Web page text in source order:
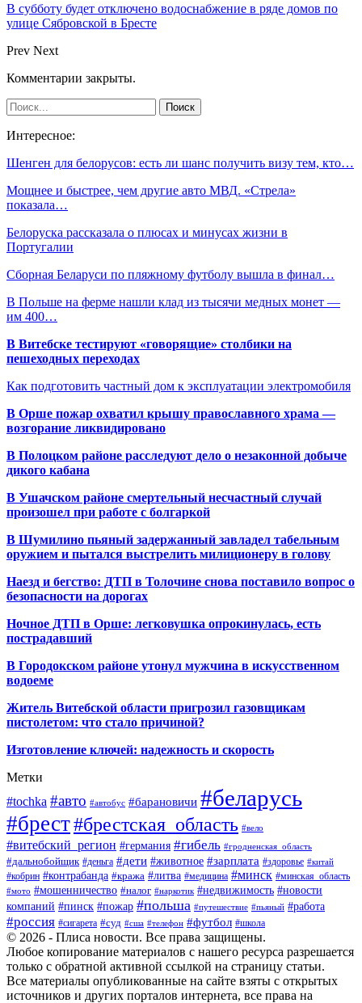
В субботу будет отключено водоснабжение в ряде домов по
улице Сябровской в Бресте
Prev Next
Комментарии закрыты.
Интересное:
Шенген для белорусов: есть ли шанс получить визу тем, кто…
Мощнее и быстрее, чем другие авто МВД. «Стрела»
показала…
Белоруска рассказала о плюсах и минусах жизни в
Португалии
Сборная Беларуси по пляжному футболу вышла в финал…
В Польше на ферме нашли клад из тысячи медных монет —
им 400…
В Витебске тестируют «говорящие» столбики на
пешеходных переходах
Как подготовить частный дом к эксплуатации электромобиля
В Орше пожар охватил крышу православного храма —
возгорание ликвидировано
В Полоцком районе расследуют дело о незаконной добыче
дикого кабана
В Ушачском районе смертельный несчастный случай
произошел при работе с болгаркой
В Шумилино пьяный задержанный завладел табельным
оружием и пытался выстрелить милиционеру в голову
Наезд и бегство: ДТП в Толочине снова поставило вопрос о
безопасности на дорогах
Ночное ДТП в Орше: легковушка опрокинулась, есть
пострадавший
В Городокском районе утонул мужчина в искусственном
водоеме
Житель Витебской области пригрозил газовщикам
пистолетом: что стало причиной?
Изготовление ключей: надежность и скорость
Метки
#tochka #авто #автобус #барановичи #беларусь
#брест#брестская_область #вело
#витебский_регион #германия #гибель #гродненская_область
#дальнобойщик #деньга #дети #животное #зарплата #здоровье #китай
#кобрин #контрабанда #кража #литва #медицина #минск #минская_область
#мото #мошенничество #налог #наркотик #недвижимость #новости
компаний #пинск #пожар #польша #путешествие #пьяный #работа
#россия #сигарета #суд #сша #телефон #футбол #школа
© 2026 - Плиса новости. Все права защищены.
Любое копирование материалов с нашего ресурса разрешается
только с обратной активной ссылкой на страницу статьи.
Все материалы опубликованные на сайте взяты с открытых
источников и других порталов интернета, все права на